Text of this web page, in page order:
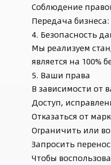
Соблюдение
Передача
4. Безопасность
Мы реализуем
является на 100%
5. Ваши права
В зависимости от
Доступ,
Отказаться от
Ограничить или
Запросить
Чтобы